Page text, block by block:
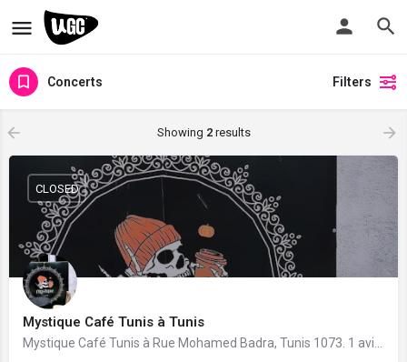
Concerts Filters
Showing 2results
Mystique Café Tunis à Tunis
CLOSED